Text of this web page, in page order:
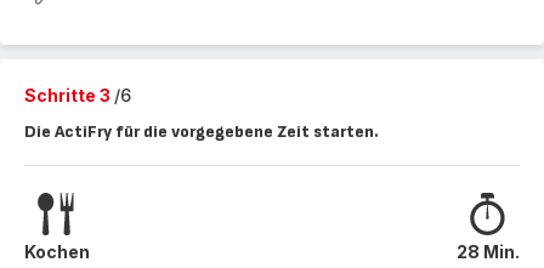
Schritte 3 /6
Die ActiFry für die vorgegebene Zeit starten.
Kochen 28 Min.